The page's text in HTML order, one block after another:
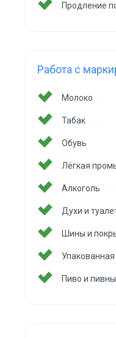
Продление
Работа с
Молоко
Табак
Обувь
Лёгкая
Алкоголь
Духи и
Шины и
Пиво и